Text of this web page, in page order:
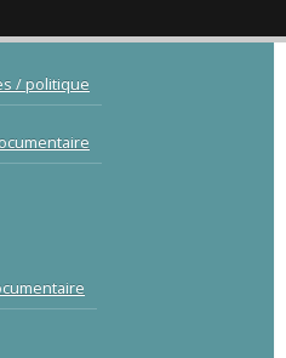
/ politique